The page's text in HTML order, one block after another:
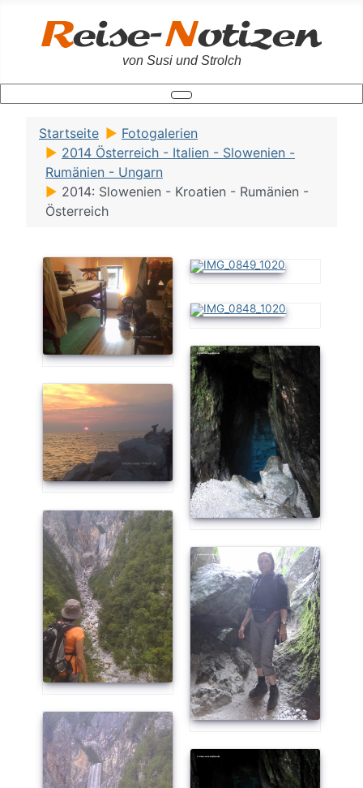
von Susi und Strolch
Startseite
Fotogalerien
2014 Österreich - Italien - Slowenien -
Rumänien - Ungarn
2014: Slowenien - Kroatien - Rumänien -
Österreich